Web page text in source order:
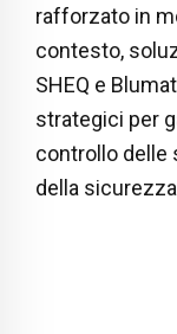
rafforzato in
contesto,
SHEQ e
strategici per
controllo delle
della